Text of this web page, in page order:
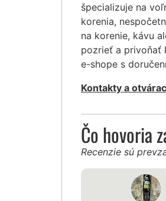
špecializuje na
korenia,
na korenie, kávu
pozrieť a privoňať
e-shope s
Kontakty a
Čo hovoria
Recenzie sú